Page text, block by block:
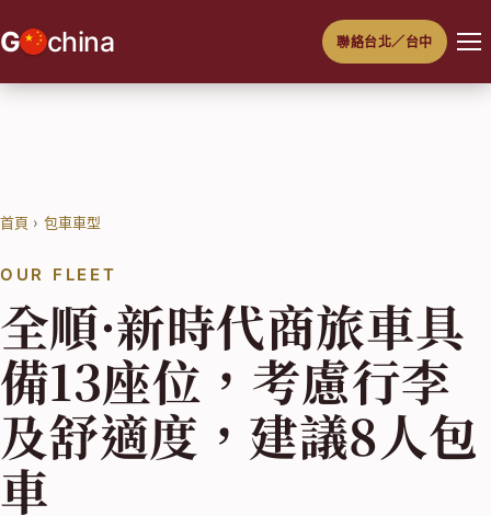
至
G china 聯絡台北／台中
首頁 › 包車車型
OUR FLEET
全順·新時代商旅車具
備13座位，考慮行李
及舒適度，建議8人包
車